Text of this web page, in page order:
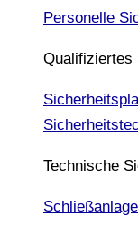
Personelle
Qualifiziertes
Technische